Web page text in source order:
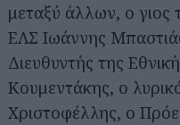
μεταξύ άλλων, ο γιος
ΕΛΣ Ιωάννης
Διευθυντής της
Κουμεντάκης, ο
Χριστοφέλλης, ο